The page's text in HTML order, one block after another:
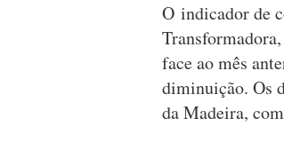
O indicador de
face ao mês
diminuição. Os
da Madeira,